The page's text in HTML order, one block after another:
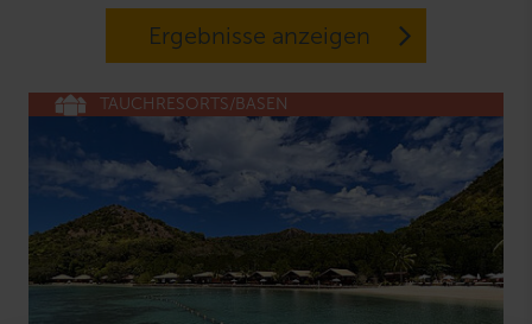
Ergebnisse anzeigen
TAUCHRESORTS/BASEN